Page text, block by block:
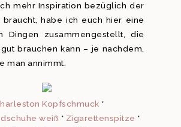
mehr Inspiration bezüglich der
braucht, habe ich euch hier eine
Dingen zusammengestellt, die
brauchen kann – je nachdem,
man annimmt.
Kopfschmuck *
weiß * Zigarettenspitze *